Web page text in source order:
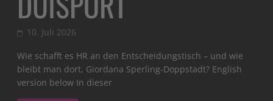
10. Juli 2026
Wie schafft es HR an den Entscheidungstisch – und wie
bleibt man dort, Giordana Sperling-Doppstadt? English
version below In dieser